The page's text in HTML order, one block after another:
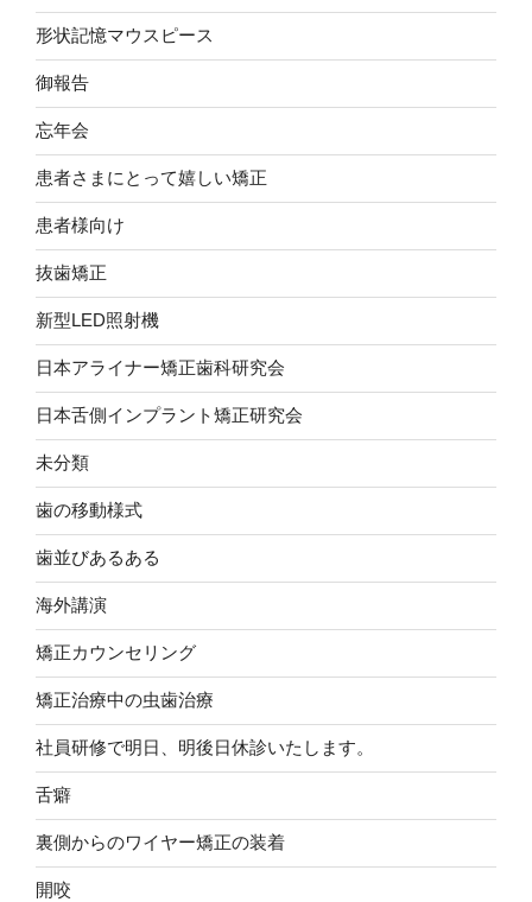
形状記憶マウスピース
御報告
忘年会
患者さまにとって嬉しい矯正
患者様向け
抜歯矯正
新型LED照射機
日本アライナー矯正歯科研究会
日本舌側インプラント矯正研究会
未分類
歯の移動様式
歯並びあるある
海外講演
矯正カウンセリング
矯正治療中の虫歯治療
社員研修で明日、明後日休診いたします。
舌癖
裏側からのワイヤー矯正の装着
開咬